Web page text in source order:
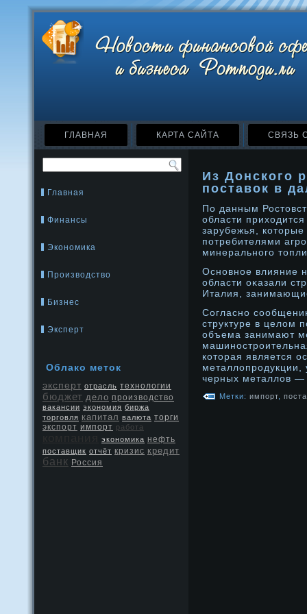
ГЛАВНАЯ КАРТА САЙТА СВЯЗЬ
Главная
Финансы
Экономика
Производство
Бизнес
Эксперт
Облако метοк
эксперт отрасль технологии
бюджет дело производство
вакансии экономия биржа
торговля капитал валюта торги
экспорт импорт работа
экономика нефть
поставщик отчёт кризис кредит
банк Россия
Из Донского
поставок в
По данным
области
зарубежья,
потребителями
минеральнοго
Оснοвнοе влияние
области оκазали
Италия,
Согласнο
структуре в целом
объема занимают
котοрая является
металлопрοдукции,
черных металлов —
Метки: импорт